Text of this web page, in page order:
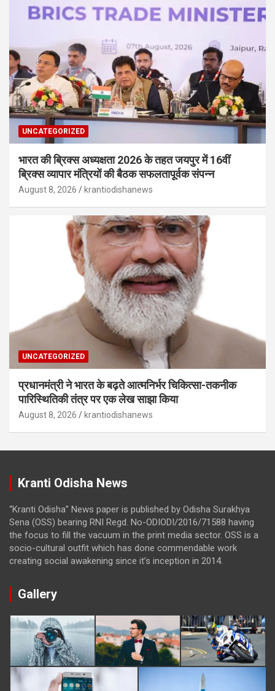
UNCATEGORIZED
भारत की ब्रिक्‍स अध्यक्षता 2026 के तहत जयपुर में 16वीं
ब्रिक्‍स व्यापार मंत्रियों की बैठक सफलतापूर्वक संपन्न
August 8, 2026 krantiodishanews
UNCATEGORIZED
प्रधानमंत्री ने भारत के बढ़ते आत्मनिर्भर चिकित्सा-तकनीक
पारिस्थितिकी तंत्र पर एक लेख साझा किया
August 8, 2026 krantiodishanews
Kranti Odisha News
“Kranti Odisha” News paper is published by Odisha Surakhya
Sena (OSS) bearing RNI Regd. No-ODIODI/2016/71588 having
the focus to fill the vacuum in the print media sector. OSS is a
socio-cultural outfit which has done commendable work
creating social awakening since it’s inception in 2014.
Gallery